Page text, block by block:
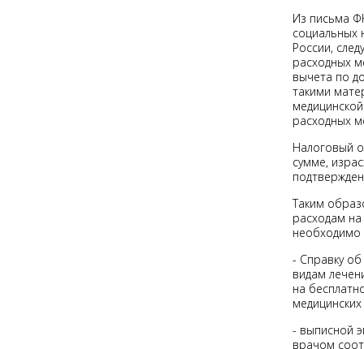
Из письма
социальных
России,
расходных
вычета по
такими
расходных
Налоговый
сумме,
Таким
расходам
необходимо
- Справку
видам
на
- выписной
врачом